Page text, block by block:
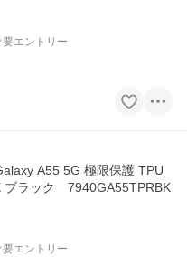
要エントリー
A55 5G 極限保護 TPU
ブラック 7940GA55TPRBK
要エントリー